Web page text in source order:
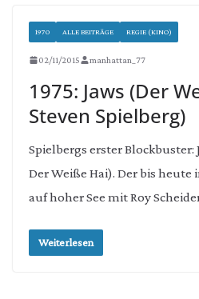
1970 ALLE BEITRÄGE REGIE (KINO)
02/11/2015 manhattan_77
1975: Jaws (Der
Steven Spielberg)
Spielbergs erster Blockbuster:
Der Weiße Hai). Der bis
auf hoher See mit Roy
Weiterlesen